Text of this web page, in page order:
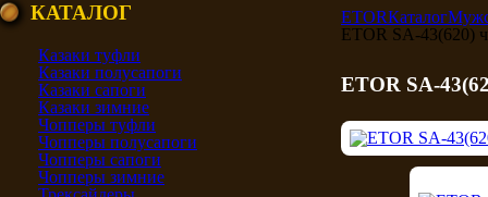
КАТАЛОГ
Казаки туфли
Казаки полусапоги
Казаки сапоги
Казаки зимние
Чопперы туфли
Чопперы полусапоги
Чопперы сапоги
Чопперы зимние
ETORКаталог
ETOR SA-43(620)
ETOR SA-